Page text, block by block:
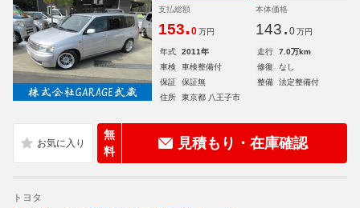
支払総額
153.0 万円
本体価格
143. 0 万円
年式 2011年 走行
7.0万km
車検
車検整備付 修復
なし
保証
保証無 整備
法定整備付
住所
東京都 八王子市
無
料
見積もり・在庫確認
トヨタ